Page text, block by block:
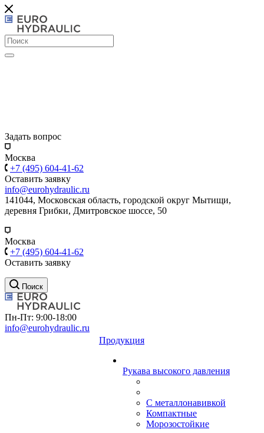
Задать вопрос
Москва
+7 (495) 604-41-62
Оставить заявку
info@eurohydraulic.ru
141044, Московская область, городской округ Мытищи,
деревня Грибки, Дмитровское шоссе, 50
Москва
+7 (495) 604-41-62
Оставить заявку
Поиск
Пн-Пт: 9:00-18:00
info@eurohydraulic.ru
Продукция
Рукава высокого давления
С металлонавивкой
Компактные
Морозостойкие